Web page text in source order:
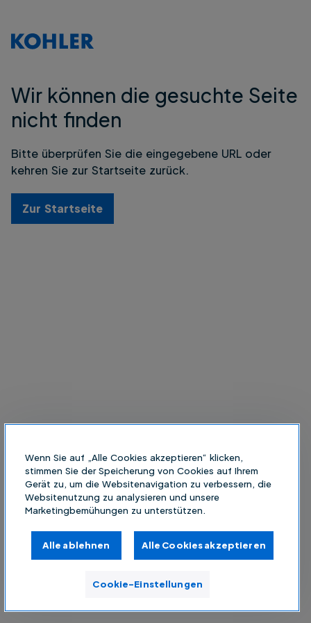
Wir können die gesuchte Seite
nicht finden
Bitte überprüfen Sie die eingegebene URL oder
kehren Sie zur Startseite zurück.
Zur Startseite
Wenn Sie auf „Alle Cookies akzeptieren“ klicken,
stimmen Sie der Speicherung von Cookies auf Ihrem
Gerät zu, um die Websitenavigation zu verbessern, die
Websitenutzung zu analysieren und unsere
Marketingbemühungen zu unterstützen.
Alle ablehnen Alle Cookies akzeptieren
Cookie-Einstellungen